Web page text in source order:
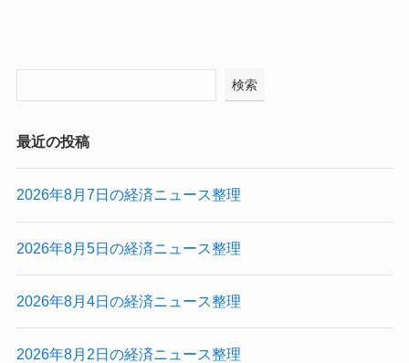
検索
最近の投稿
2026年8月7日の経済ニュース整理
2026年8月5日の経済ニュース整理
2026年8月4日の経済ニュース整理
2026年8月2日の経済ニュース整理